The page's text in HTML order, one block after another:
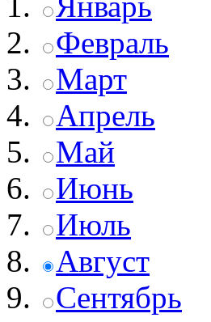
Февраль
Март
Апрель
Май
Июнь
Июль
Август
Сентябрь